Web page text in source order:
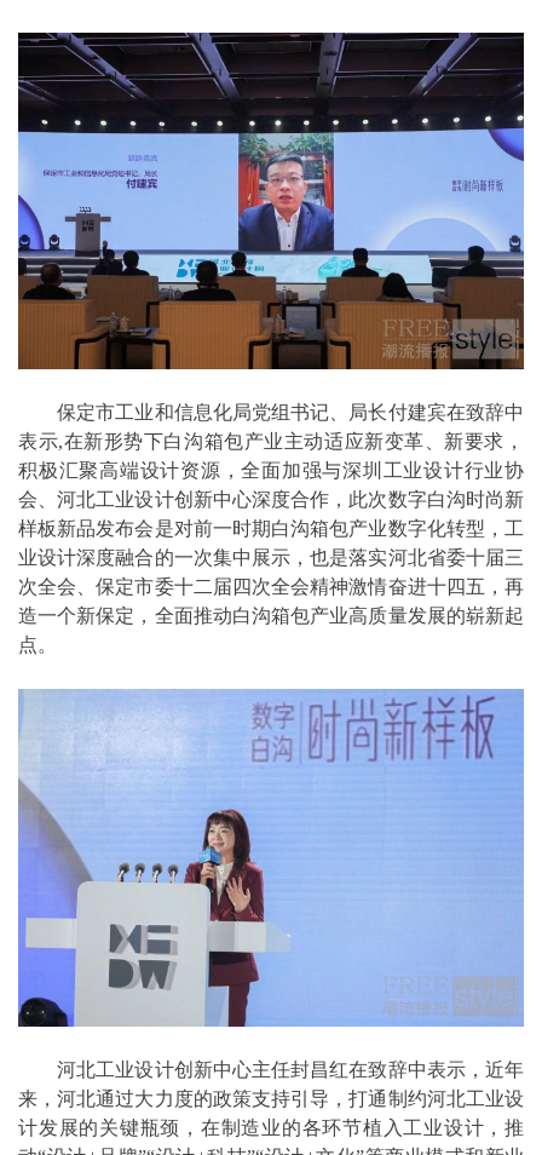
保定市工业和信息化局党组书记、局长付建宾在致辞中
表示,在新形势下白沟箱包产业主动适应新变革、新要求，
积极汇聚高端设计资源，全面加强与深圳工业设计行业协
会、河北工业设计创新中心深度合作，此次数字白沟时尚新
样板新品发布会是对前一时期白沟箱包产业数字化转型，工
业设计深度融合的一次集中展示，也是落实河北省委十届三
次全会、保定市委十二届四次全会精神激情奋进十四五，再
造一个新保定，全面推动白沟箱包产业高质量发展的崭新起
点。
河北工业设计创新中心主任封昌红在致辞中表示，近年
来，河北通过大力度的政策支持引导，打通制约河北工业设
计发展的关键瓶颈，在制造业的各环节植入工业设计，推